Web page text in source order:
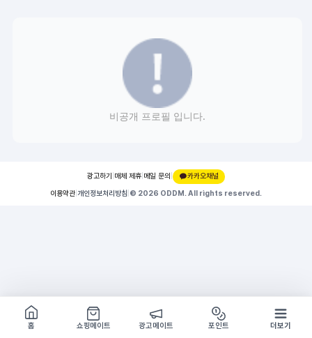
비공개 프로필 입니다.
광고하기 매체 제휴 메일 문의 |
카카오채널
이용약관 개인정보처리방침 © 2026 ODDM. All rights reserved.
쇼핑몰 구경하기
방문시 1G
홈
쇼핑메이트 광고메이트 포인트 더보기